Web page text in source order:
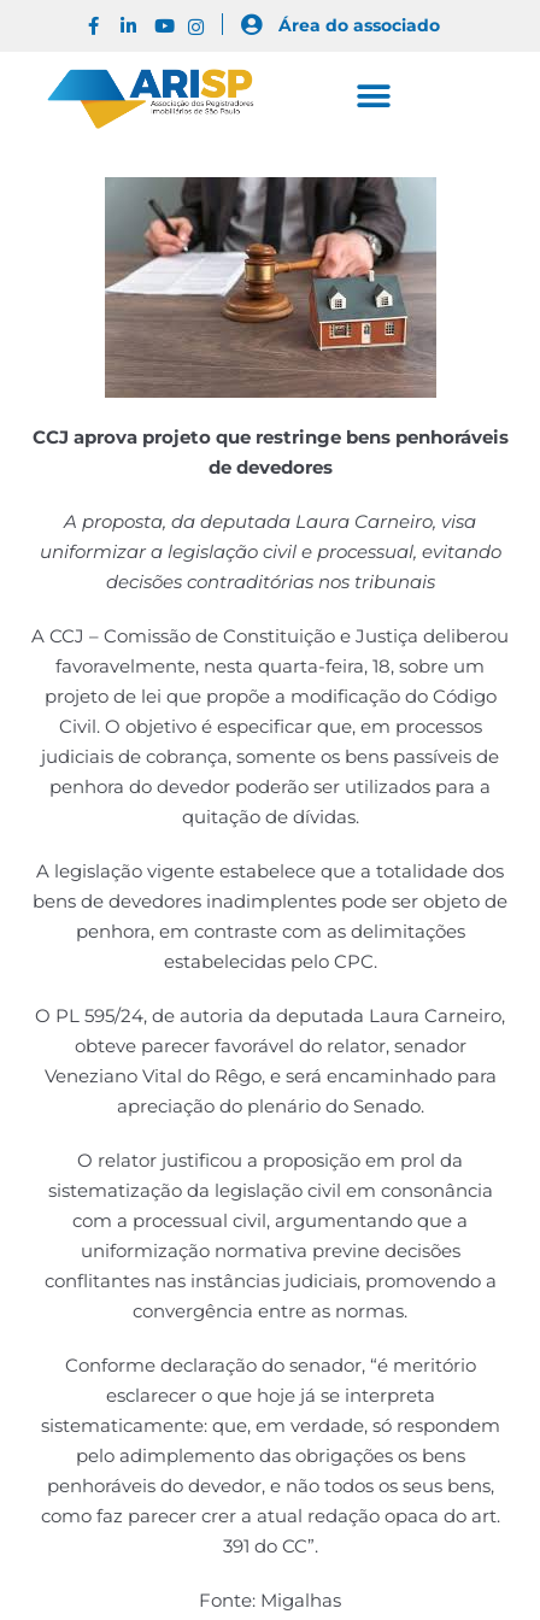
Área do associado
CCJ aprova projeto que restringe bens penhoráveis
de devedores
A proposta, da deputada Laura Carneiro, visa
uniformizar a legislação civil e processual, evitando
decisões contraditórias nos tribunais
A CCJ – Comissão de Constituição e Justiça deliberou
favoravelmente, nesta quarta-feira, 18, sobre um
projeto de lei que propõe a modificação do Código
Civil. O objetivo é especificar que, em processos
judiciais de cobrança, somente os bens passíveis de
penhora do devedor poderão ser utilizados para a
quitação de dívidas.
A legislação vigente estabelece que a totalidade dos
bens de devedores inadimplentes pode ser objeto de
penhora, em contraste com as delimitações
estabelecidas pelo CPC.
O PL 595/24, de autoria da deputada Laura Carneiro,
obteve parecer favorável do relator, senador
Veneziano Vital do Rêgo, e será encaminhado para
apreciação do plenário do Senado.
O relator justificou a proposição em prol da
sistematização da legislação civil em consonância
com a processual civil, argumentando que a
uniformização normativa previne decisões
conflitantes nas instâncias judiciais, promovendo a
convergência entre as normas.
Conforme declaração do senador, “é meritório
esclarecer o que hoje já se interpreta
sistematicamente: que, em verdade, só respondem
pelo adimplemento das obrigações os bens
penhoráveis do devedor, e não todos os seus bens,
como faz parecer crer a atual redação opaca do art.
391 do CC”.
Fonte: Migalhas